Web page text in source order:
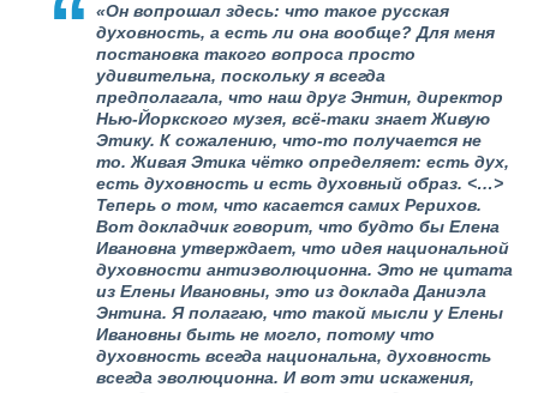
«Он вопрошал здесь: что такое русская
духовность, а есть ли она вообще? Для меня
постановка такого вопроса просто
удивительна, поскольку я всегда
предполагала, что наш друг Энтин, директор
Нью-Йоркского музея, всё-таки знает Живую
Этику. К сожалению, что-то получается не
то. Живая Этика чётко определяет: есть дух,
есть духовность и есть духовный образ. <…>
Теперь о том, что касается самих Рерихов.
Вот докладчик говорит, что будто бы Елена
Ивановна утверждает, что идея национальной
духовности антиэволюционна. Это не цитата
из Елены Ивановны, это из доклада Даниэла
Энтина. Я полагаю, что такой мысли у Елены
Ивановны быть не могло, потому что
духовность всегда национальна, духовность
всегда эволюционна. И вот эти искажения,